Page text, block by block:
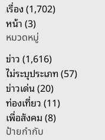
สำ
ห
รั
บ
:
เรื่อง (1,702)
หน้า (3)
หมวดหมู่
ข่าว (1,616)
ไม่ระบุประเภท (57)
ข่าวเด่น (20)
ท่องเที่ยว (11)
เพื่อสังคม (8)
ป้ายกำกับ